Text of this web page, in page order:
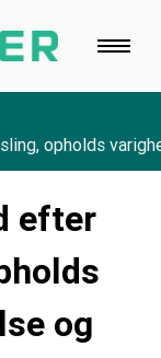
opholds
efter
og